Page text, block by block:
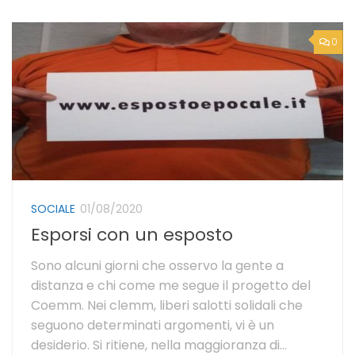
0
SOCIALE 01/08/2020
Esporsi con un esposto
Sono alcuni giorni che osservo la gente a
distanza e chi come me segue il progetto del
Coemm. Nei clemm, liberi salotti solidali che
seguono determinati argomenti, vi è un
desiderio. Si ritiene, nella maggioranza di...